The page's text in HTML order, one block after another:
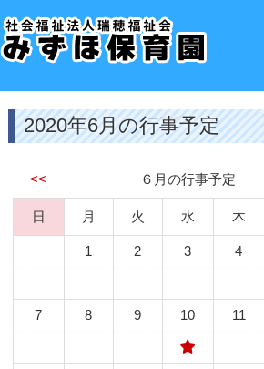
2020年6月の行事予定
<< ６月の行事予定
日 月 火 水 木
1 2 3 4
7 8 9 10 11